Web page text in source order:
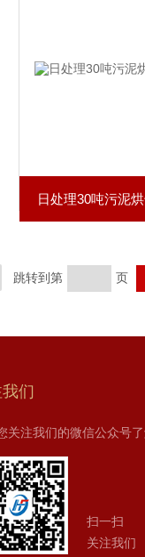
日处理30吨污泥
跳转到第 页
们
关注我们的微信公众号了
扫一扫
关注我们